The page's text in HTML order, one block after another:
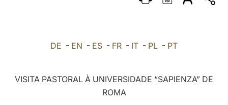
POLSKI
DE - EN - ES - FR - IT - PL - PT
VISITA PASTORAL À UNIVERSIDADE “SAPIENZA” DE
ROMA